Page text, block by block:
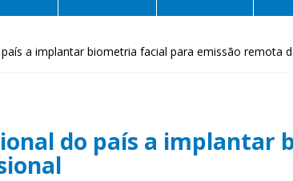
a implantar biometria facial para emissão remota
do país a